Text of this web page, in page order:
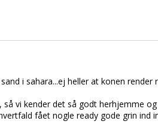
i sahara...ej heller at konen
vi kender det så godt herhjemme
fået nogle ready gode grin ind